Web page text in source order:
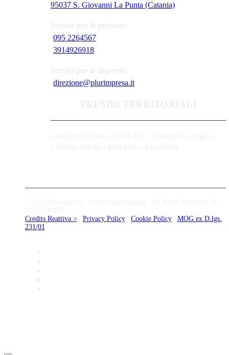
95037 S. Giovanni La Punta (Catania)
095 2264567
3914926918
direzione@plurimpresa.it
Credits Reattiva >| Privacy Policy| Cookie Policy| MOG ex D.lgs.
231/01